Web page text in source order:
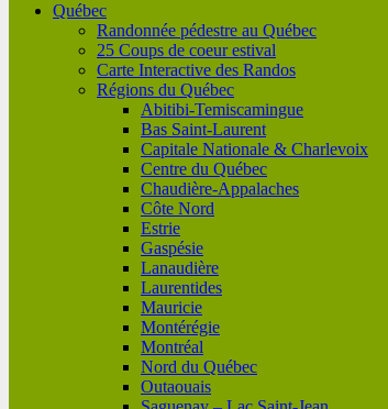
Québec
Randonnée pédestre au Québec
25 Coups de coeur estival
Carte Interactive des Randos
Régions du Québec
Abitibi-Temiscamingue
Bas Saint-Laurent
Capitale Nationale & Charlevoix
Centre du Québec
Chaudière-Appalaches
Côte Nord
Estrie
Gaspésie
Lanaudière
Laurentides
Mauricie
Montérégie
Montréal
Nord du Québec
Outaouais